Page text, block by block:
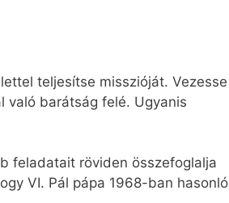
teljesítse misszióját. Vezesse
való barátság felé. Ugyanis
feladatait röviden összefoglalja
VI. Pál pápa 1968-ban hasonló